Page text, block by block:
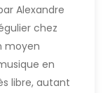
Alexandre
chez
moyen
en
libre, autant